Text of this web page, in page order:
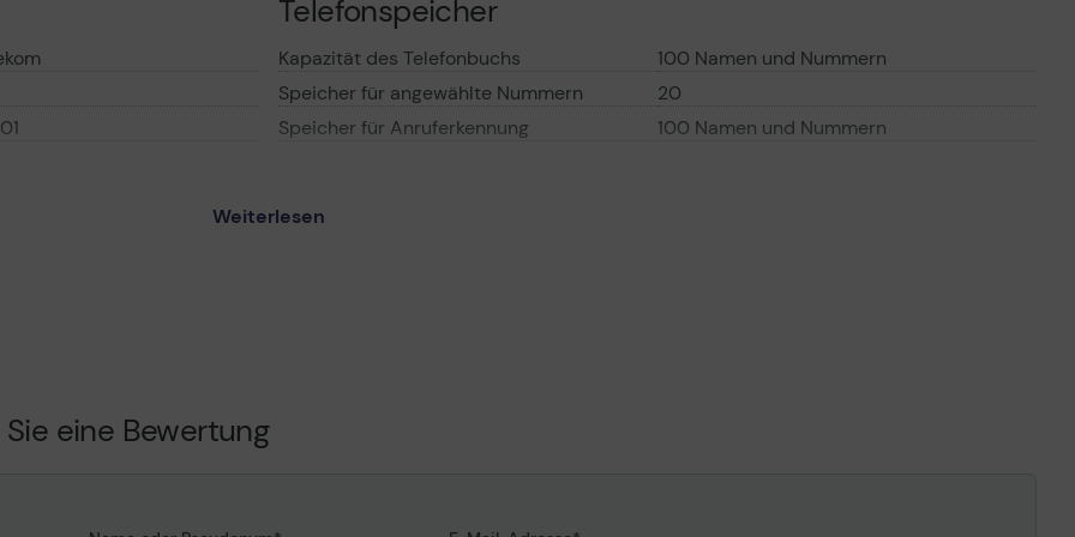
Pixel, 65.000 Farben
Einträge in der Basis
Telefonspeicher
Kapazität des Telefonbuchs
100 Namen und Nummern
Speicher für angewählte Nummern
20
Speicher für Anruferkennung
100 Namen und Nummern
Weiterlesen
eine Bewertung